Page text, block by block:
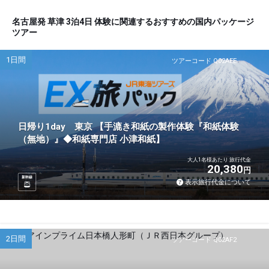
名古屋発 草津 3泊4日 体験に関連するおすすめの国内パッケージ
ツアー
ツアーコード Q02AEE
1日間
日帰り1day 東京 【手漉き和紙の製作体験『和紙体験
（無地）』◆和紙専門店 小津和紙】
新幹線
大人1名様あたり 旅行代金
20,380円
表示旅行代金について
ツアーコード Q02AF2
2日間